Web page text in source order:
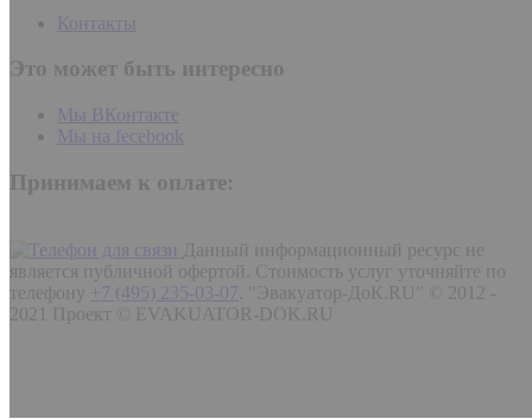
Контакты
Это может быть интересно
Мы ВКонтакте
Мы на fecebook
Принимаем к оплате:
Данный информационный ресурс не
является публичной офертой. Стоимость услуг уточняйте по
телефону
+7 (495) 235-03-07 "Эвакуатор-ДоК.RU" © 2012 -
2021 Проект © EVAKUATOR-DOK.RU